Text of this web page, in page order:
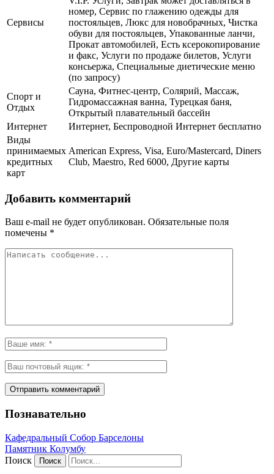
Сервисы
номер, Сервис по глажению одежды для
постояльцев, Люкс для новобрачных, Чистка
обуви для постояльцев, Упакованные ланчи,
Прокат автомобилей, Есть ксерокопирование
и факс, Услуги по продаже билетов, Услуги
консьержа, Специальные диетические меню
(по запросу)
Спорт и
Отдых
Сауна, Фитнес-центр, Солярий, Массаж,
Гидромассажная ванна, Турецкая баня,
Открытый плавательный бассейн
Интернет
Интернет, Беспроводной Интернет бесплатно
Виды
принимаемых
кредитных
карт
American Express, Visa, Euro/Mastercard, Diners
Club, Maestro, Red 6000, Другие карты
Добавить комментарий
Ваш e-mail не будет опубликован. Обязательные поля
помечены *
Познавательно
Кафeдрaльный Собор Барселоны
Пaмятник Колумбу
Поиск